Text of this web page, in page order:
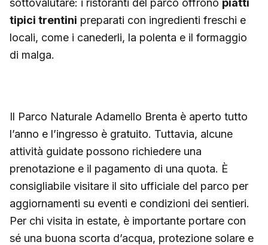
tipici trentini preparati con ingredienti freschi e
locali, come i canederli, la polenta e il formaggio
di malga.
Il Parco Naturale Adamello Brenta è aperto tutto
l’anno e l’ingresso è gratuito. Tuttavia, alcune
attività guidate possono richiedere una
prenotazione e il pagamento di una quota. È
consigliabile visitare il sito ufficiale del parco per
aggiornamenti su eventi e condizioni dei sentieri.
Per chi visita in estate, è importante portare con
sé una buona scorta d’acqua, protezione solare e